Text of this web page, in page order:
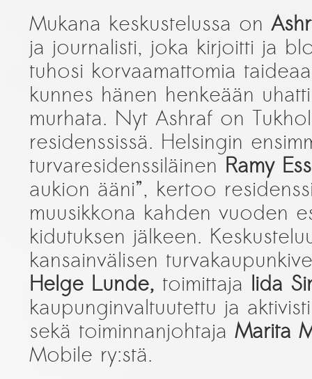
Mukana keskustelussa on
ja journalisti, joka kirjoitti ja
tuhosi korvaamattomia
kunnes hänen henkeään
murhata. Nyt Ashraf on
residenssissä. Helsingin
turvaresidenssiläinen Ramy
aukion ääni”, kertoo
muusikkona kahden vuoden
kidutuksen jälkeen.
kansainvälisen
Helge Lunde, toimittaja Iida
kaupunginvaltuutettu ja
sekä toiminnanjohtaja Marita
Mobile ry:stä.